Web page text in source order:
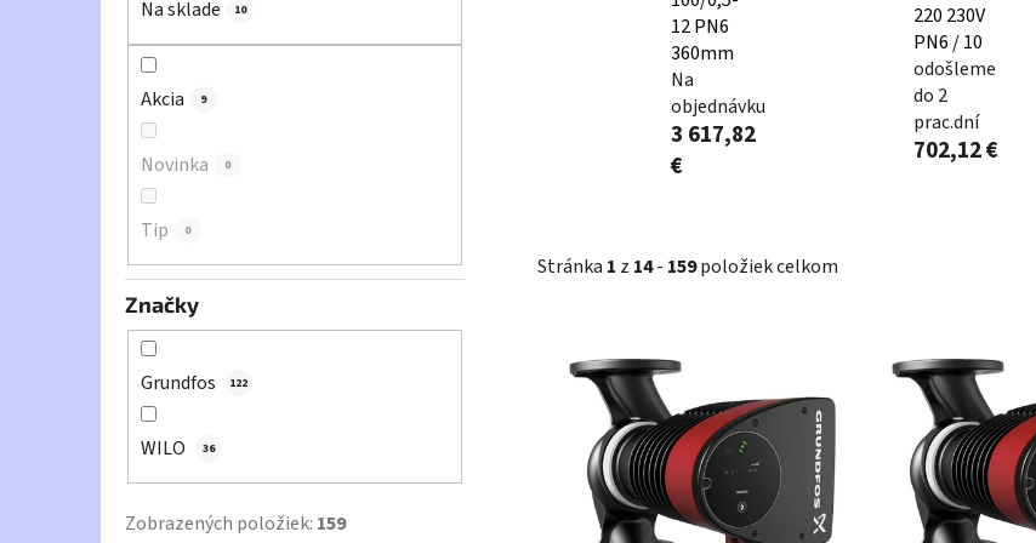
Na sklade 10
Akcia 9
Novinka 0
Tip 0
Značky
Grundfos 122
WILO 36
Zobrazených položiek: 159
12 PN6
360mm
Na
objednávku
3 617,82
€
220 230V
PN6 / 10
odošleme
do 2
prac.dní
702,12 €
Stránka 1 z 14- 159položiek celkom